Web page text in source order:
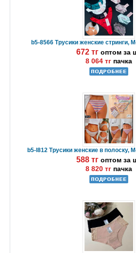
b5-8566 Трусики женские стринги,
672 тг оптом за
8 064 тг пачка
b5-l812 Трусики женские в полоску,
588 тг оптом за
8 820 тг пачка